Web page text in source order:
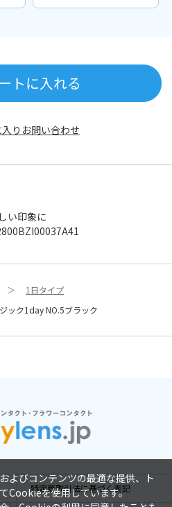
トに入れる
お問い合わせ
り
い印象に
＞
1日タイプ
ック1day NO.5ブラック
特定商取引法に基づく表記
よびコンテンツの最適な提供、ト
Cookieを使用しています。